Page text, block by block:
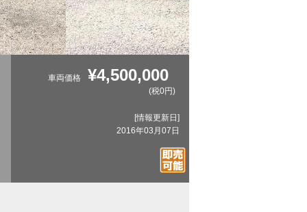
車両価格 ¥4,500,000
(税0円)
[情報更新日]
2016年03月07日